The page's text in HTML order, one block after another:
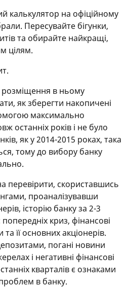
калькулятор на офіційному
Пересувайте бігунки,
та обирайте найкращі,
цілям.
розміщення в ньому
як зберегти накопичені
максимально
останніх років і не було
як у 2014-2015 роках, така
тому до вибору банку
перевірити, скориставшись
проаналізувавши
історію банку за 2-3
попередніх криз, фінансові
її основних акціонерів.
погані новини
і негативні фінансові
кварталів є ознаками
в банку.